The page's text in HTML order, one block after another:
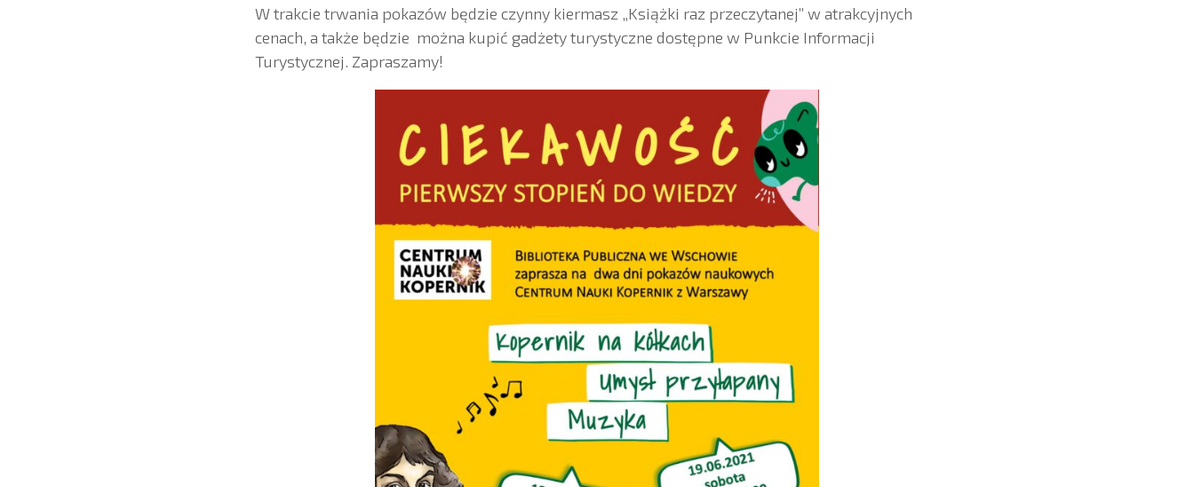
W trakcie trwania pokazów będzie czynny kiermasz „Książki raz przeczytanej” w atrakcyjnych
cenach, a także będzie można kupić gadżety turystyczne dostępne w Punkcie Informacji
Turystycznej. Zapraszamy!